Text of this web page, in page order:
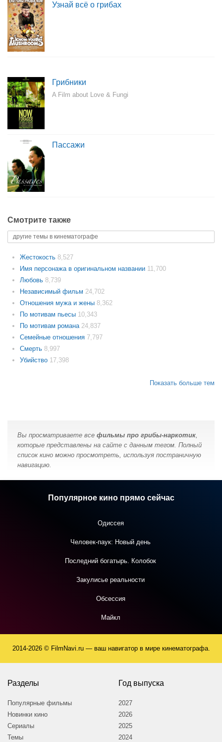
Узнай всё о грибах
Грибники
A Film about Love & Fungi
Пассажи
Смотрите также
другие темы в кинематографе
Жестокость 8,527
Имя персонажа в оригинальном названии 11,700
Любовь 8,739
Независимый фильм 24,702
Отношения мужа и жены 8,362
По мотивам пьесы 10,343
По мотивам романа 24,837
Семейные отношения 7,797
Смерть 8,997
Убийство 17,398
Показать больше тем
Вы просматриваете все фильмы про грибы-наркотик,
которые представлены на сайте с данным тегом. Полный
список кино можно просмотреть, используя постраничную
навигацию.
Популярное кино прямо сейчас
Одиссея
Человек-паук: Новый день
Последний богатырь. Колобок
Закулисье реальности
Обсессия
Майкл
2014-2026 © FilmNavi.ru — ваш навигатор в мире кинематографа.
Разделы
Популярные фильмы
Новинки кино
Сериалы
Темы
Год выпуска
2027
2026
2025
2024